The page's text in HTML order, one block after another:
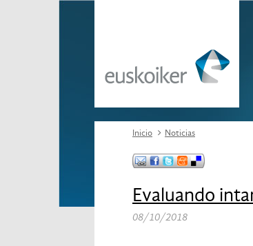
Inicio Noticias
Evaluando
08/10/2018